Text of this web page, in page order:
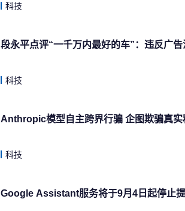
科技
段永平点评“一千万内最好的车”：违反广告
科技
Anthropic模型自主跨界行骗 企图欺骗真实
科技
Google Assistant服务将于9月4日起停止